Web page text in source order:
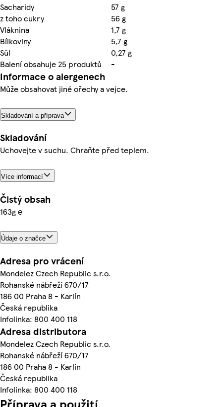
Sacharidy
57 g
z toho cukry
56 g
Vláknina
1,7 g
Bílkoviny
5,7 g
Sůl
0,27 g
Balení obsahuje 25 produktů
-
Informace o alergenech
Může obsahovat jiné ořechy a vejce.
Skladování a příprava
Skladování
Uchovejte v suchu. Chraňte před teplem.
Více informací
Čistý obsah
163g ℮
Údaje o značce
Adresa pro vrácení
Mondelez Czech Republic s.r.o.
Rohanské nábřeží 670/17
186 00 Praha 8 - Karlín
Česká republika
Infolinka: 800 400 118
Adresa distributora
Mondelez Czech Republic s.r.o.
Rohanské nábřeží 670/17
186 00 Praha 8 - Karlín
Česká republika
Infolinka: 800 400 118
Příprava a použití